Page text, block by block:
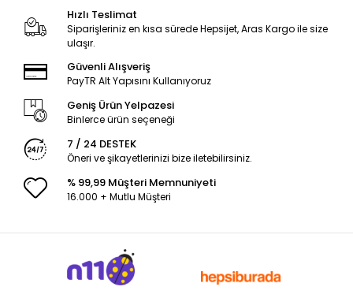
Hızlı Teslimat
Siparişleriniz en kısa sürede Hepsijet, Aras Kargo ile size
ulaşır.
Güvenli Alışveriş
PayTR Alt Yapısını Kullanıyoruz
Geniş Ürün Yelpazesi
Binlerce ürün seçeneği
7 / 24 DESTEK
Öneri ve şikayetlerinizi bize iletebilirsiniz.
% 99,99 Müşteri Memnuniyeti
16.000 + Mutlu Müşteri